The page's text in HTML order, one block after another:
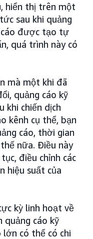
hiển thị trên một
sau khi quảng
được tạo tự
quá trình này có
mà một khi đã
quảng cáo kỹ
khi chiến dịch
kênh cụ thể, bạn
cáo, thời gian
nữa. Điều này
điều chỉnh các
hiệu suất của
kỳ linh hoạt về
quảng cáo kỹ
có thể có chi